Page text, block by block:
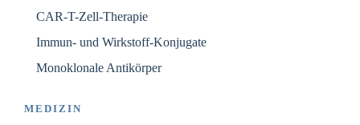
CAR-T-Zell-Therapie
Immun- und Wirkstoff-Konjugate
Monoklonale Antikörper
MEDIZIN